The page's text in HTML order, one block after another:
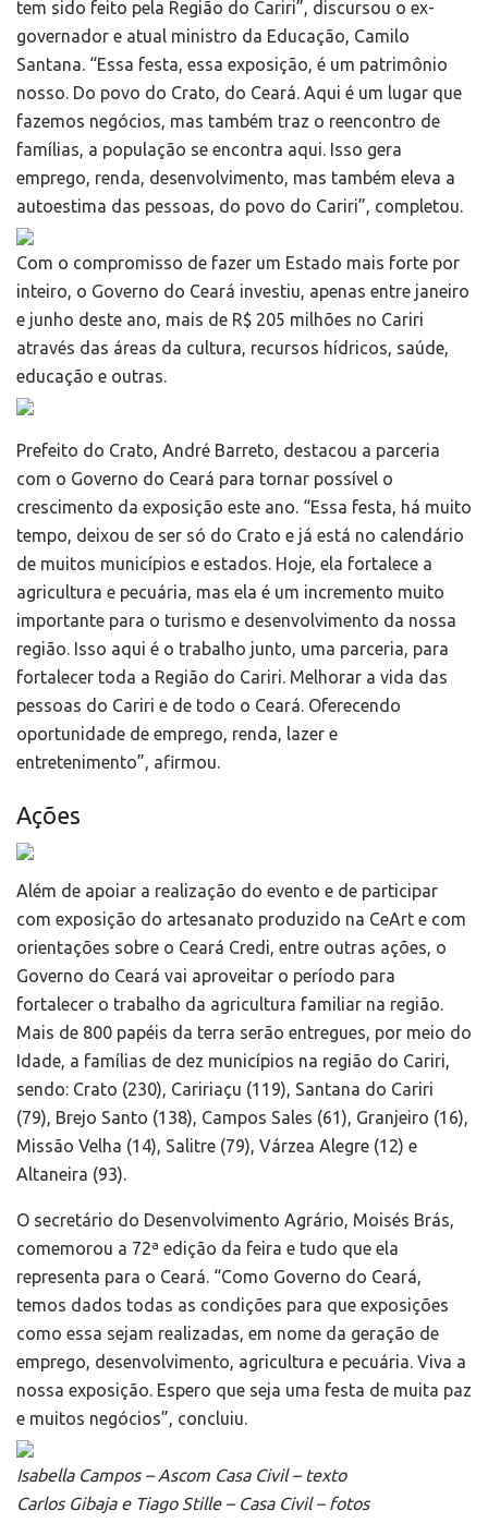
tem sido feito pela Região do Cariri”, discursou o ex-
governador e atual ministro da Educação, Camilo
Santana. “Essa festa, essa exposição, é um patrimônio
nosso. Do povo do Crato, do Ceará. Aqui é um lugar que
fazemos negócios, mas também traz o reencontro de
famílias, a população se encontra aqui. Isso gera
emprego, renda, desenvolvimento, mas também eleva a
autoestima das pessoas, do povo do Cariri”, completou.
Com o compromisso de fazer um Estado mais forte por
inteiro, o Governo do Ceará investiu, apenas entre janeiro
e junho deste ano, mais de R$ 205 milhões no Cariri
através das áreas da cultura, recursos hídricos, saúde,
educação e outras.
Prefeito do Crato, André Barreto, destacou a parceria
com o Governo do Ceará para tornar possível o
crescimento da exposição este ano. “Essa festa, há muito
tempo, deixou de ser só do Crato e já está no calendário
de muitos municípios e estados. Hoje, ela fortalece a
agricultura e pecuária, mas ela é um incremento muito
importante para o turismo e desenvolvimento da nossa
região. Isso aqui é o trabalho junto, uma parceria, para
fortalecer toda a Região do Cariri. Melhorar a vida das
pessoas do Cariri e de todo o Ceará. Oferecendo
oportunidade de emprego, renda, lazer e
entretenimento”, afirmou.
Ações
Além de apoiar a realização do evento e de participar
com exposição do artesanato produzido na CeArt e com
orientações sobre o Ceará Credi, entre outras ações, o
Governo do Ceará vai aproveitar o período para
fortalecer o trabalho da agricultura familiar na região.
Mais de 800 papéis da terra serão entregues, por meio do
Idade, a famílias de dez municípios na região do Cariri,
sendo: Crato (230), Caririaçu (119), Santana do Cariri
(79), Brejo Santo (138), Campos Sales (61), Granjeiro (16),
Missão Velha (14), Salitre (79), Várzea Alegre (12) e
Altaneira (93).
O secretário do Desenvolvimento Agrário, Moisés Brás,
comemorou a 72ª edição da feira e tudo que ela
representa para o Ceará. “Como Governo do Ceará,
temos dados todas as condições para que exposições
como essa sejam realizadas, em nome da geração de
emprego, desenvolvimento, agricultura e pecuária. Viva a
nossa exposição. Espero que seja uma festa de muita paz
e muitos negócios”, concluiu.
Isabella Campos – Ascom Casa Civil – texto
Carlos Gibaja e Tiago Stille – Casa Civil – fotos